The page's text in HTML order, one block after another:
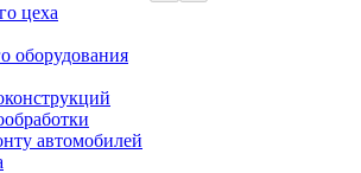
цеха
оборудования
автомобилей